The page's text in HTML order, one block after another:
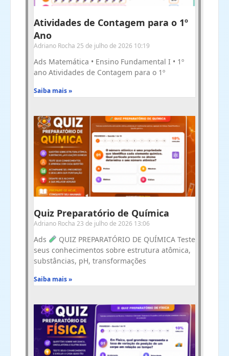
Atividades de Contagem para o 1º
Ano
Adriano Rocha 25 de julho de 2026 10:19
Ads Matemática • Ensino Fundamental I • 1º
ano Atividades de Contagem para o 1º
Saiba mais »
Quiz Preparatório de Química
Adriano Rocha 23 de julho de 2026 13:06
Ads
QUIZ PREPARATÓRIO DE QUÍMICA Teste
seus conhecimentos sobre estrutura atômica,
substâncias, pH, transformações
Saiba mais »